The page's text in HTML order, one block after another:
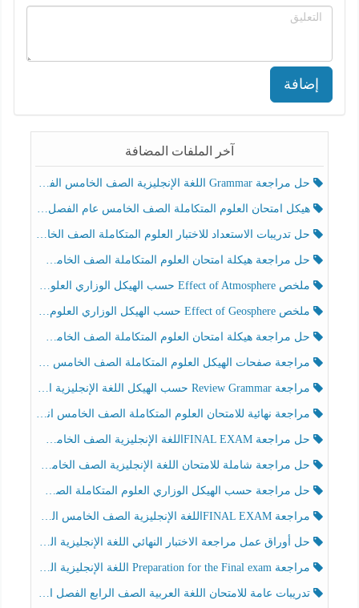
إضافة
آخر الملفات المضافة
حل مراجعة Grammar اللغة الإنجليزية الصف الخامس الفصل الثالث
هيكل امتحان العلوم المتكاملة الصف الخامس عام الفصل الدراسي الثالث 2025-2026
حل تدريبات الاستعداد للاختبار العلوم المتكاملة الصف الخامس عام الفصل الثالث
حل مراجعة هيكلة امتحان العلوم المتكاملة الصف الخامس انسبير الفصل الثالث
ملخص Effect of Atmosphere حسب الهيكل الوزاري العلوم المتكاملة الصف الخامس انسبير الفصل الثالث
ملخص Effect of Geosphere حسب الهيكل الوزاري العلوم المتكاملة الصف الخامس انسبير الفصل الثالث
حل مراجعة هيكلة امتحان العلوم المتكاملة الصف الخامس عام الفصل الثالث
مراجعة صفحات الهيكل العلوم المتكاملة الصف الخامس انسبير الفصل الثالث
مراجعة Review Grammar حسب الهيكل اللغة الإنجليزية الصف الخامس الفصل الثالث
مراجعة نهائية للامتحان العلوم المتكاملة الصف الخامس انسبير الفصل الثالث
حل مراجعة FINAL EXAMاللغة الإنجليزية الصف الخامس الفصل الثالث
حل مراجعة شاملة للامتحان اللغة الإنجليزية الصف الخامس الفصل الثالث
حل مراجعة حسب الهيكل الوزاري العلوم المتكاملة الصف الخامس عام الفصل الثالث
مراجعة FINAL EXAMاللغة الإنجليزية الصف الخامس الفصل الثالث
حل أوراق عمل مراجعة الاختبار النهائي اللغة الإنجليزية الصف الرابع الفصل الثالث
مراجعة Preparation for the Final exam اللغة الإنجليزية الصف الرابع الفصل الثالث
تدريبات عامة للامتحان اللغة العربية الصف الرابع الفصل الثالث